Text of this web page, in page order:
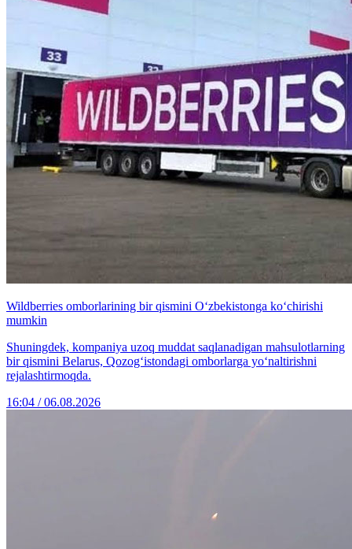
Wildberries omborlarining bir qismini O‘zbekistonga ko‘chirishi
mumkin
Shuningdek, kompaniya uzoq muddat saqlanadigan mahsulotlarning
bir qismini Belarus, Qozog‘istondagi omborlarga yo‘naltirishni
rejalashtirmoqda.
16:04 / 06.08.2026